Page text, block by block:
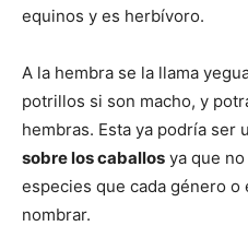
equinos y es herbívoro.
A la hembra se la llama
potrillos si son macho, y
hembras. Esta ya podría ser
sobre los caballos ya que
especies que cada género o
nombrar.